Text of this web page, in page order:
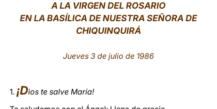
A LA VIRGEN DEL ROSARIO
EN LA BASÍLICA DE NUESTRA SEÑORA DE
CHIQUINQUIRÁ
Jueves 3 de julio de 1986
1. ¡Dios te salve María!